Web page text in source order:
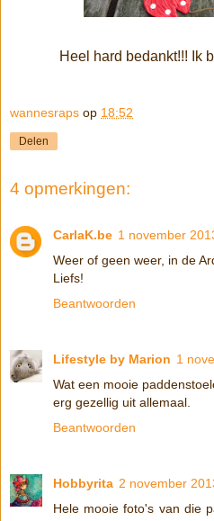
Heel hard bedankt!!! Ik
wannesraps op 18:52
Delen
4 opmerkingen:
CarlaK.be 1 november
Weer of geen weer, in de
Liefs!
Beantwoorden
Lifestyle by Marion 1
Wat een mooie
erg gezellig uit allemaal.
Beantwoorden
Hobbyrita 2 november
Hele mooie foto's van die